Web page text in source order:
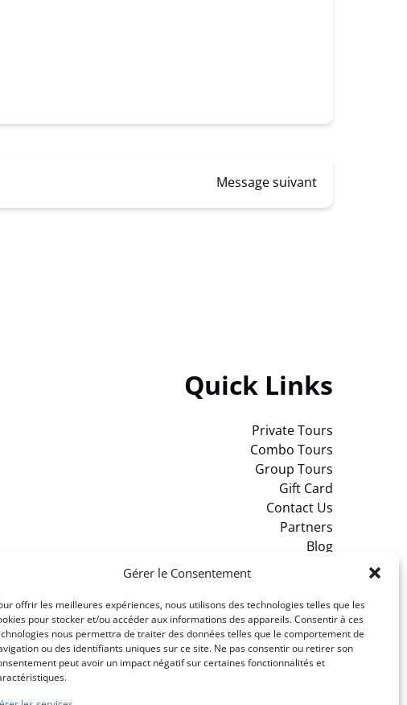
Gérer le Consentement
offrir les meilleures expériences, nous utilisons des technologies telles que les
pour stocker et/ou accéder aux informations des appareils. Consentir à ces
nous permettra de traiter des données telles que le comportement de
ou des identifiants uniques sur ce site. Ne pas consentir ou retirer son
peut avoir un impact négatif sur certaines fonctionnalités et
Message suivant
Quick Links
Private Tours
Combo Tours
Group Tours
Gift Card
Contact Us
Partners
Blog